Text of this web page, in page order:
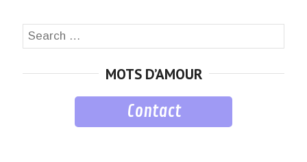
Search
MOTS D’AMOUR
Contact